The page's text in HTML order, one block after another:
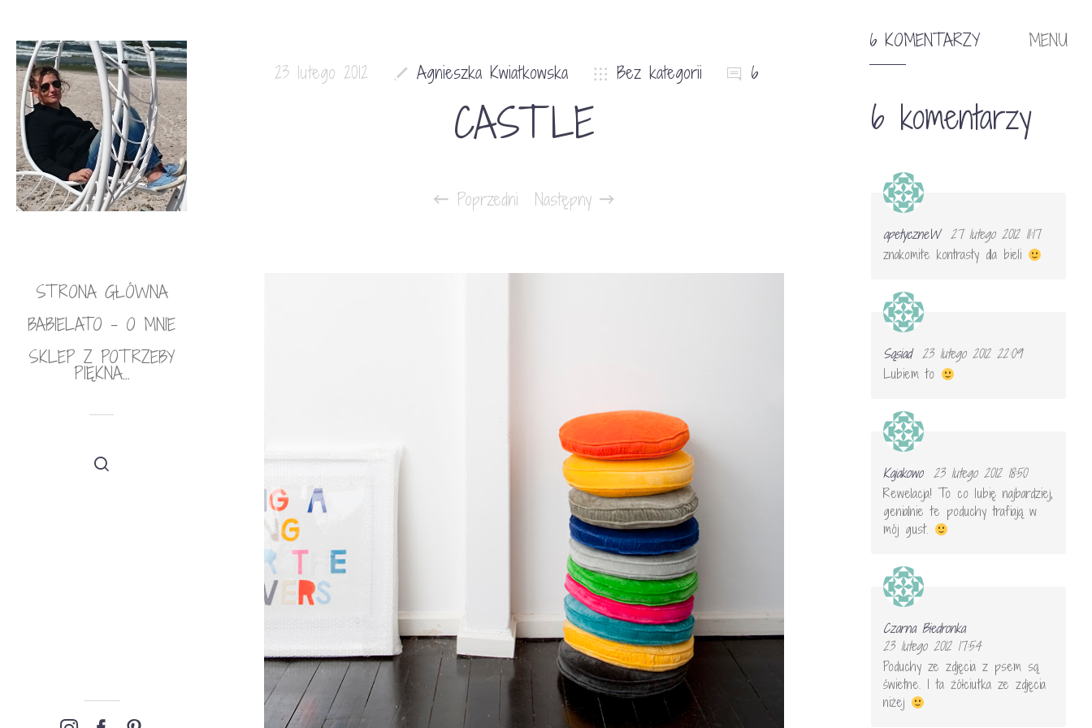
STRONA GŁÓWNA
BABIELATO – O MNIE
SKLEP Z POTRZEBY
PIĘKNA…
23 lutego 2012 Agnieszka Kwiatkowska Bez kategorii 6
CASTLE
Poprzedni Następny
6 KOMENTARZY MENU
6 komentarzy
apetyczneW 27 lutego 2012 11:17
znakomite kontrasty dla bieli
Sąsiad 23 lutego 2012 22:09
Lubiem to
Kajakowo 23 lutego 2012 18:50
Rewelacja! To co lubię najbardziej,
genialnie te poduchy trafiają w
mój gust.
Czarna Biedronka
23 lutego 2012 17:54
Poduchy ze zdjęcia z psem są
świetne. I ta żółciutka ze zdjęcia
niżej